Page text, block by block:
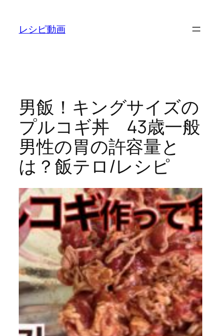
レシピ動画
男飯！キングサイズの
プルコギ丼 43歳一般
男性の胃の許容量と
は？飯テロ/レシピ